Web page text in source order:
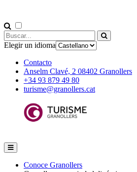
Elegir un idioma
Contacto
Anselm Clavé, 2 08402 Granollers
+34 93 879 49 80
turisme@granollers.cat
Conoce Granollers